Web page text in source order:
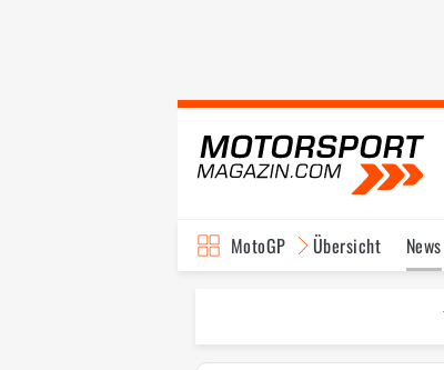
MotoGP Übersicht News